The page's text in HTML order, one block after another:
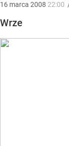
16 marca 2008 22:00
Wrze